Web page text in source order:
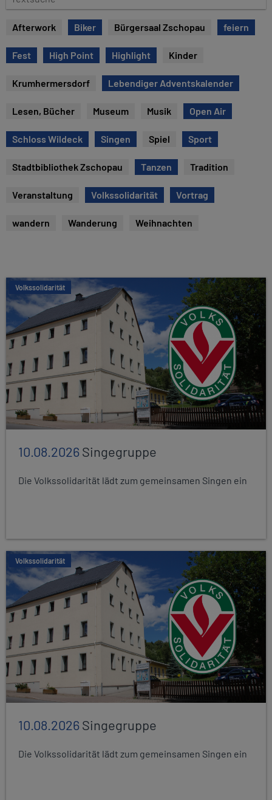
e
s
u
Afterwork Biker Bürgersaal Zschopau feiern
Fest High Point Highlight Kinder
Krumhermersdorf Lebendiger Adventskalender
Lesen, Bücher Museum Musik Open Air
Schloss Wildeck Singen Spiel Sport
Stadtbibliothek Zschopau Tanzen Tradition
Veranstaltung Volkssolidarität Vortrag
wandern Wanderung Weihnachten
Volkssolidarität
10.08.2026Singegruppe
Die Volkssolidarität lädt zum gemeinsamen Singen ein
Volkssolidarität
10.08.2026Singegruppe
Die Volkssolidarität lädt zum gemeinsamen Singen ein